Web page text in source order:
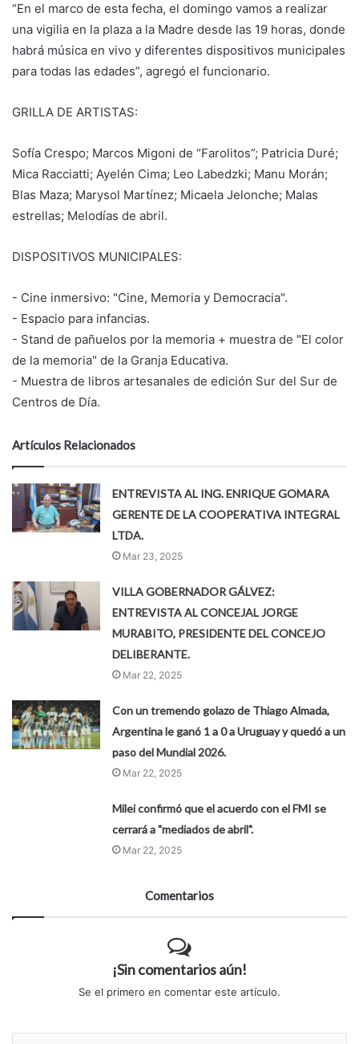
“En el marco de esta fecha, el domingo vamos a realizar
una vigilia en la plaza a la Madre desde las 19 horas, donde
habrá música en vivo y diferentes dispositivos municipales
para todas las edades”, agregó el funcionario.
GRILLA DE ARTISTAS:
Sofía Crespo; Marcos Migoni de “Farolitos”; Patricia Duré;
Mica Racciatti; Ayelén Cima; Leo Labedzki; Manu Morán;
Blas Maza; Marysol Martínez; Micaela Jelonche; Malas
estrellas; Melodías de abril.
DISPOSITIVOS MUNICIPALES:
- Cine inmersivo: "Cine, Memoria y Democracia".
- Espacio para infancias.
- Stand de pañuelos por la memoria + muestra de "El color
de la memoria" de la Granja Educativa.
- Muestra de libros artesanales de edición Sur del Sur de
Centros de Día.
Artículos Relacionados
ENTREVISTA AL ING. ENRIQUE GOMARA
GERENTE DE LA COOPERATIVA INTEGRAL
LTDA.
Mar 23, 2025
VILLA GOBERNADOR GÁLVEZ:
ENTREVISTA AL CONCEJAL JORGE
MURABITO, PRESIDENTE DEL CONCEJO
DELIBERANTE.
Mar 22, 2025
Con un tremendo golazo de Thiago Almada,
Argentina le ganó 1 a 0 a Uruguay y quedó a un
paso del Mundial 2026.
Mar 22, 2025
Milei confirmó que el acuerdo con el FMI se
cerrará a "mediados de abril".
Mar 22, 2025
Comentarios
¡Sin comentarios aún!
Se el primero en comentar este artículo.